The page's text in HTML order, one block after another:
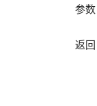
参数
返回